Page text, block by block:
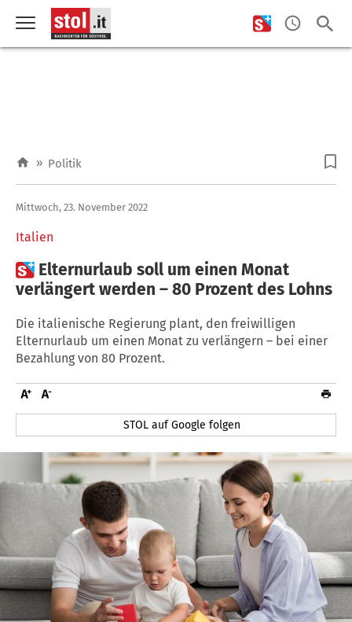
» Politik
Italien
Mittwoch, 23. November 2022
 Elternurlaub soll um einen Monat
verlängert werden – 80 Prozent des Lohns
Die italienische Regierung plant, den freiwilligen
Elternurlaub um einen Monat zu verlängern – bei einer
Bezahlung von 80 Prozent.
STOL auf Google folgen